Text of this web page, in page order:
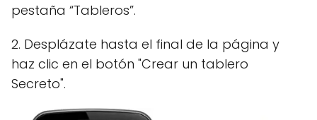
pestaña “Tableros”.
2. Desplázate hasta el final de la página y
haz clic en el botón "Crear un tablero
Secreto".